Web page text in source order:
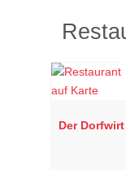
Der Dorfwirt